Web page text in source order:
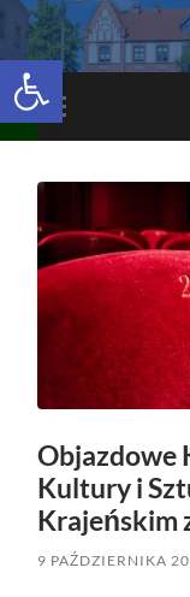
Open toolbar
Toggle
mobile
Objazdowe
Kultury i
Krajeńskim
9 PAŹDZIERNIKA